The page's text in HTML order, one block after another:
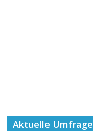
Aktuelle Umfrage